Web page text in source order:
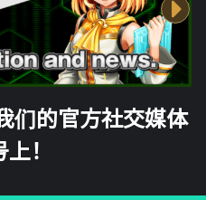
们的官方社交媒体
！